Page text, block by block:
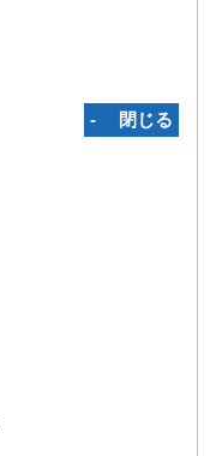
‐ 閉じる